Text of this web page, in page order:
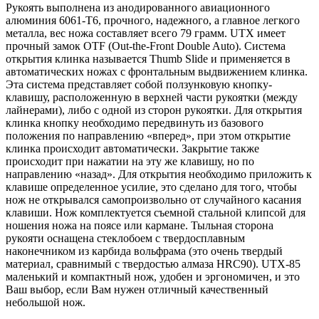
Рукоять выполнена из анодированного авиационного
алюминия 6061-T6, прочного, надежного, а главное легкого
металла, вес ножа составляет всего 79 грамм. UTX имеет
прочный замок OTF (Out-the-Front Double Auto). Система
открытия клинка называется Thumb Slide и применяется в
автоматических ножах с фронтальным выдвижением клинка.
Эта система представляет собой ползунковую кнопку-
клавишу, расположенную в верхней части рукоятки (между
лайнерами), либо с одной из сторон рукоятки. Для открытия
клинка кнопку необходимо передвинуть из базового
положения по направлению «вперед», при этом открытие
клинка происходит автоматически. Закрытие также
происходит при нажатии на эту же клавишу, но по
направлению «назад». Для открытия необходимо приложить к
клавише определенное усилие, это сделано для того, чтобы
нож не открывался самопроизвольно от случайного касания
клавиши. Нож комплектуется съемной стальной клипсой для
ношения ножа на поясе или кармане. Тыльная сторона
рукояти оснащена стеклобоем с твердосплавным
наконечником из карбида вольфрама (это очень твердый
материал, сравнимый с твердостью алмаза HRC90). UTX-85
маленький и компактный нож, удобен и эргономичен, и это
Ваш выбор, если Вам нужен отличный качественный
небольшой нож.